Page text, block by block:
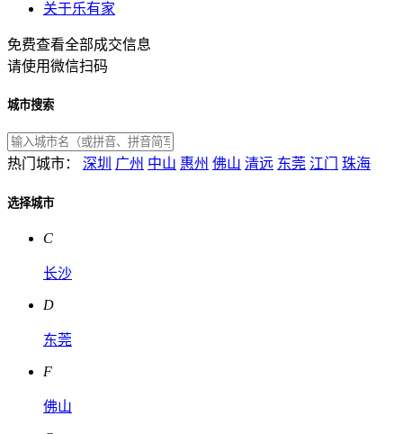
关于乐有家
免费查看全部成交信息
请使用微信扫码
城市搜索
热门城市： 深圳 广州 中山 惠州 佛山 清远 东莞 江门 珠海
选择城市
C
长沙
D
东莞
F
佛山